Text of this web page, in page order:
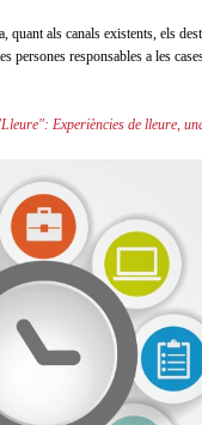
quant als canals existents, els
persones responsables a les
Experiències de lleure,